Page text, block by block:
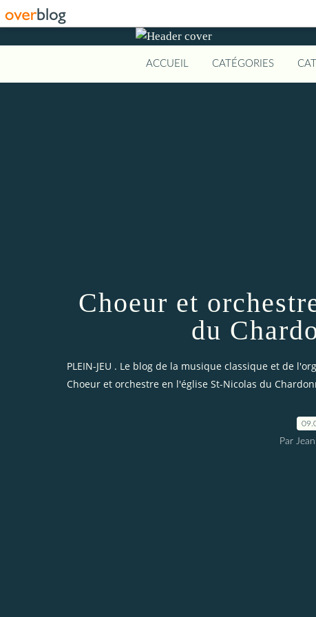
ACCUEIL CATÉGORIES
Choeur et
du
PLEIN-JEU . Le blog de la musique classique et de
Choeur et orchestre en l'église St-Nicolas du
Par